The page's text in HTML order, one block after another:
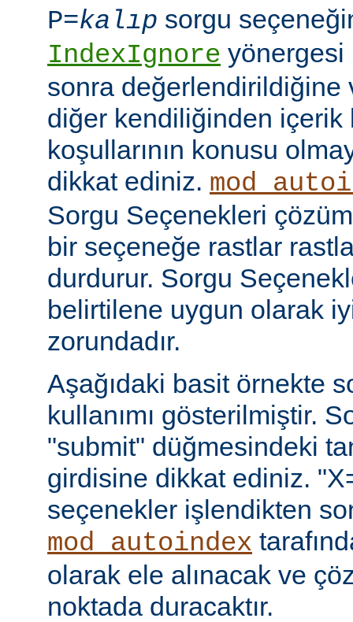
P=kalıp sorgu
IndexIgnore yönergesi
sonra değerlendirildiğine
diğer kendiliğinden içerik
koşullarının konusu
dikkat ediniz.
Sorgu Seçenekleri
bir seçeneğe rastlar
durdurur. Sorgu
belirtilene uygun olarak
zorundadır.
Aşağıdaki basit örnekte
kullanımı gösterilmiştir.
"submit" düğmesindeki
girdisine dikkat ediniz.
seçenekler işlendikten
mod_autoindex
olarak ele alınacak ve
noktada duracaktır.